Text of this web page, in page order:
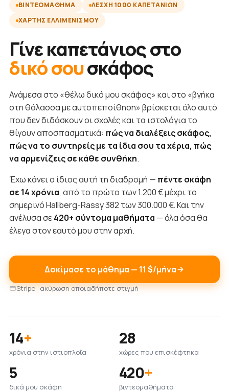
ΒΙΝΤΕΟΜΆΘΗΜΑ
ΛΈΣΧΗ 1000 ΚΑΠΕΤΆΝΙΩΝ
ΧΆΡΤΗΣ ΕΛΛΙΜΕΝΙΣΜΟΎ
Γίνε καπετάνιος στο
δικό σουσκάφος
Ανάμεσα στο «θέλω δικό μου σκάφος» και στο «βγήκα
στη θάλασσα με αυτοπεποίθηση» βρίσκεται όλο αυτό
που δεν διδάσκουν οι σχολές και τα ιστολόγια το
θίγουν αποσπασματικά: πώς να διαλέξεις σκάφος,
πώς να το συντηρείς με τα ίδια σου τα χέρια, πώς
να αρμενίζεις σε κάθε συνθήκη.
Έχω κάνει ο ίδιος αυτή τη διαδρομή — πέντε σκάφη
σε 14 χρόνια, από το πρώτο των 1.200 € μέχρι το
σημερινό Hallberg-Rassy 382 των 300.000 €. Και την
ανέλυσα σε420+ σύντομα μαθήματα — όλα όσα θα
έλεγα στον εαυτό μου στην αρχή.
Δοκίμασε το μάθημα — 11 $/μήνα
Stripe · ακύρωση οποιαδήποτε στιγμή
14+
χρόνια στην ιστιοπλοΐα
28
χώρες που επισκέφτηκα
5
δικά μου σκάφη
420+
βιντεομαθήματα